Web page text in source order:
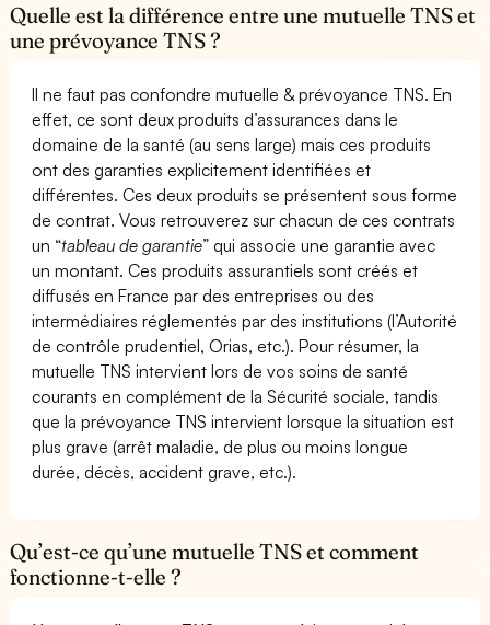
Quelle est la différence entre une mutuelle TNS et
une prévoyance TNS ?
Il ne faut pas confondre mutuelle & prévoyance TNS. En
effet, ce sont deux produits d’assurances dans le
domaine de la santé (au sens large) mais ces produits
ont des garanties explicitement identifiées et
différentes. Ces deux produits se présentent sous forme
de contrat. Vous retrouverez sur chacun de ces contrats
un “tableau de garantie” qui associe une garantie avec
un montant. Ces produits assurantiels sont créés et
diffusés en France par des entreprises ou des
intermédiaires réglementés par des institutions (l’Autorité
de contrôle prudentiel, Orias, etc.). Pour résumer, la
mutuelle TNS intervient lors de vos soins de santé
courants en complément de la Sécurité sociale, tandis
que la prévoyance TNS intervient lorsque la situation est
plus grave (arrêt maladie, de plus ou moins longue
durée, décès, accident grave, etc.).
Qu’est-ce qu’une mutuelle TNS et comment
fonctionne-t-elle ?